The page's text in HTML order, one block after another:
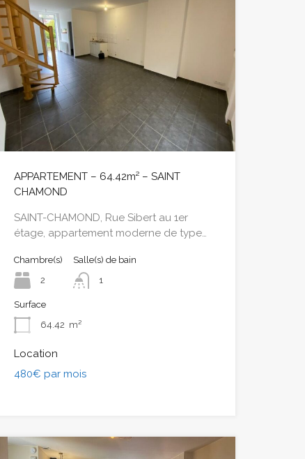
APPARTEMENT – 64.42m² – SAINT
CHAMOND
SAINT-CHAMOND, Rue Sibert au 1er
étage, appartement moderne de type…
Chambre(s)
2
Salle(s) de bain
1
Surface
64.42 m²
Location
480€ par mois